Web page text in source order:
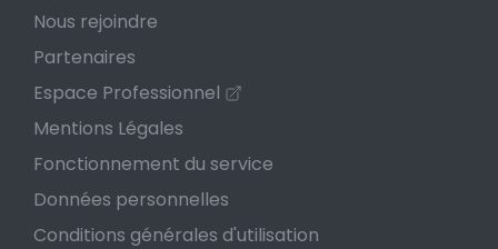
Nous rejoindre
Partenaires
Espace Professionnel
Mentions Légales
Fonctionnement du service
Données personnelles
Conditions générales d'utilisation